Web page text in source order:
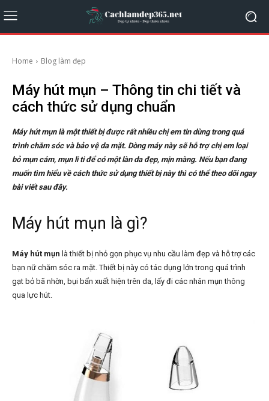
Home Blog làm đẹp
Máy hút mụn – Thông tin chi tiết và
cách thức sử dụng chuẩn
Máy hút mụn là một thiết bị được rất nhiều chị em tin dùng trong quá
trình chăm sóc và bảo vệ da mặt. Dòng máy này sẽ hỗ trợ chị em loại
bỏ mụn cám, mụn li ti để có một làn da đẹp, mịn màng. Nếu bạn đang
muốn tìm hiểu về cách thức sử dụng thiết bị này thì có thể theo dõi ngay
bài viết sau đây.
Máy hút mụn là gì?
Máy hút mụn là thiết bị nhỏ gọn phục vụ nhu cầu làm đẹp và hỗ trợ các
bạn nữ chăm sóc ra mặt. Thiết bị này có tác dụng lớn trong quá trình
gạt bỏ bã nhờn, bụi bẩn xuất hiện trên da, lấy đi các nhân mụn thông
qua lực hút.